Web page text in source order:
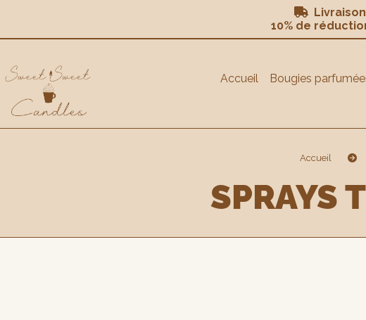

10% de
Accueil Bougies
Accueil